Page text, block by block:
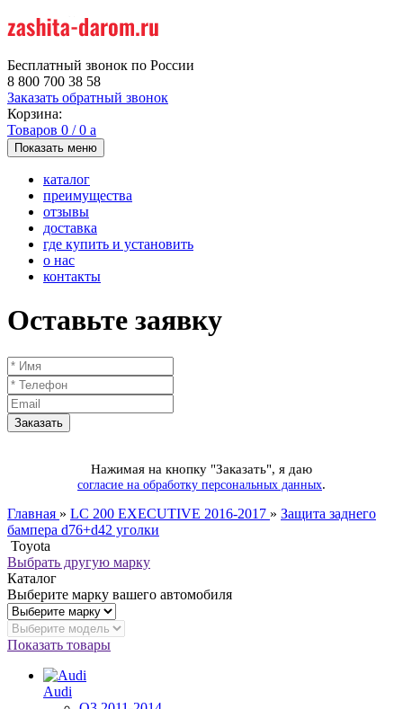
Бесплатный звонок по России
8 800 700 38 58
Заказать обратный звонок
Корзина:
Товаров 0 /0 a
Показать меню
каталог
преимущества
отзывы
доставка
где купить и установить
о нас
контакты
Оставьте заявку
Нажимая на кнопку "Заказать", я даю
согласие на обработку персональных данных.
Главная » LC 200 EXECUTIVE 2016-2017 » Защита заднего
бампера d76+d42 уголки
Toyota
Выбрать другую марку
Каталог
Выберите марку вашего автомобиля
Показать товары
Audi